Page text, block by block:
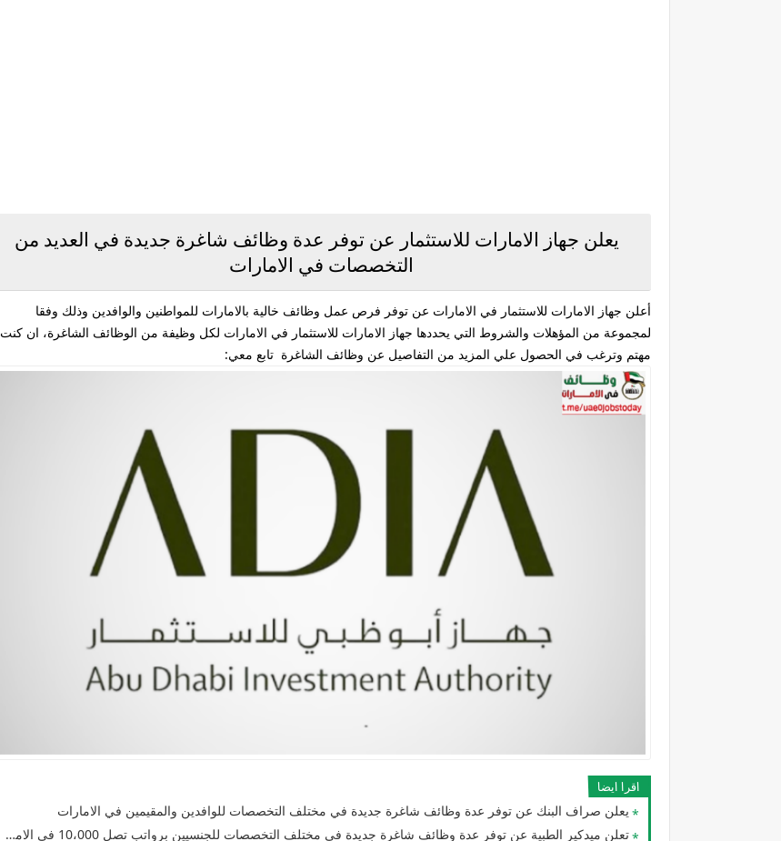
يعلن جهاز الامارات للاستثمار عن توفر عدة وظائف شاغرة جديدة في العديد من
التخصصات في الامارات
أعلن ‏جهاز الامارات للاستثمار في الامارات عن توفر فرص عمل وظائف خالية بالامارات للمواطنين والوافدين وذلك وفقا
لمجموعة من المؤهلات والشروط التي يحددها جهاز الامارات للاستثمار في الامارات لكل وظيفة من الوظائف الشاغرة، ان كنت
مهتم وترغب في الحصول علي المزيد من التفاصيل عن وظائف الشاغرة تابع معي:
اقرا ايضا
يعلن صراف البنك عن توفر عدة وظائف شاغرة جديدة في مختلف التخصصات للوافدين والمقيمين في الامارات
تعلن ميدكير الطبية عن توفر عدة وظائف شاغرة جديدة في مختلف التخصصات للجنسيين برواتب تصل 10،000 في الامارات لعام 2026